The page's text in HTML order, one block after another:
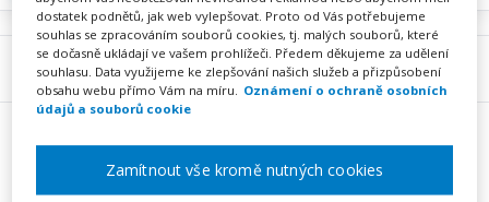
Menu
dostatek podnětů, jak web vylepšovat. Proto od Vás potřebujeme
souhlas se zpracováním souborů cookies, tj. malých souborů, které
se dočasně ukládají ve vašem prohlížeči. Předem děkujeme za udělení
souhlasu. Data využijeme ke zlepšování našich služeb a přizpůsobení
obsahu webu přímo Vám na míru. Oznámení o ochraně osobních
údajů a souborů cookie
Zamítnout vše kromě nutných cookies